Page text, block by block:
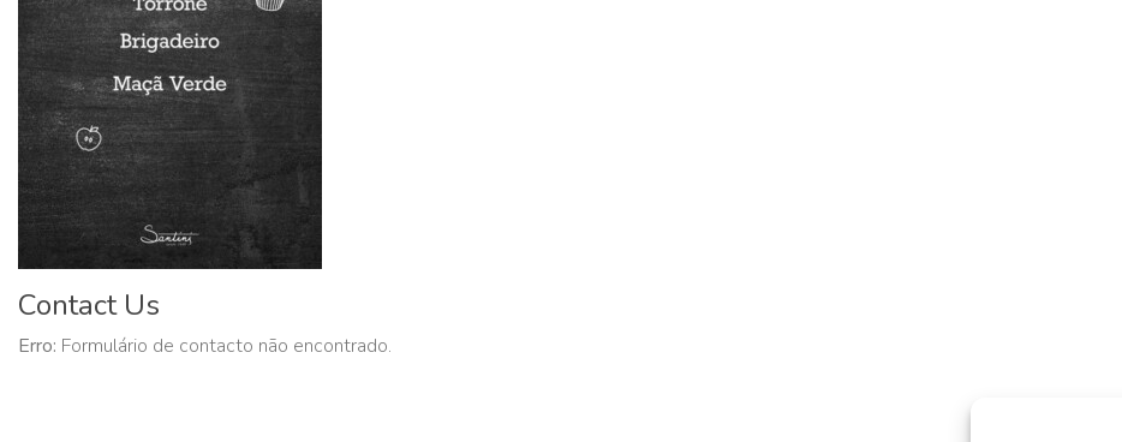
Contact Us
Erro: Formulário de contacto não encontrado.